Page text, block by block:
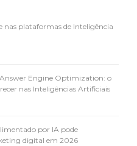
nas plataformas de Inteligência
Engine Optimization: o
nas Inteligências Artificiais
por IA pode
digital em 2026